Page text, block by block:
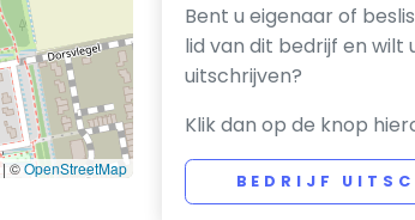
| ©OpenStreetMap
Bent u eigenaar of
lid van dit bedrijf en wilt
uitschrijven?
Klik dan op de knop
BEDRIJF